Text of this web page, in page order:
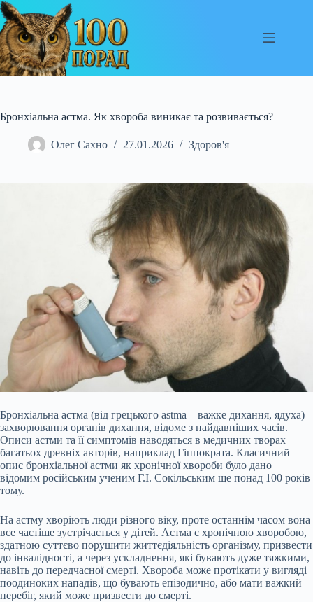
Перейти
до
вмісту
Бронхіальна астма. Як хвороба виникає та розвивається?
Олег Сахно 27.01.2026 Здоров'я
Бронхіальна астма (від грецького astma – важке дихання, ядуха) –
захворювання органів дихання, відоме з найдавніших часів.
Описи астми та її симптомів наводяться в медичних творах
багатьох древніх авторів, наприклад Гіппократа. Класичний
опис бронхіальної астми як хронічної хвороби було дано
відомим російським ученим Г.І. Сокільським ще понад 100 років
тому.
На астму хворіють люди різного віку, проте останнім часом вона
все частіше зустрічається у дітей. Астма є хронічною хворобою,
здатною суттєво порушити життєдіяльність організму, призвести
до інвалідності, а через ускладнення, які бувають дуже тяжкими,
навіть до передчасної смерті. Хвороба може протікати у вигляді
поодиноких нападів, що бувають епізодично, або мати важкий
перебіг, який може призвести до смерті.